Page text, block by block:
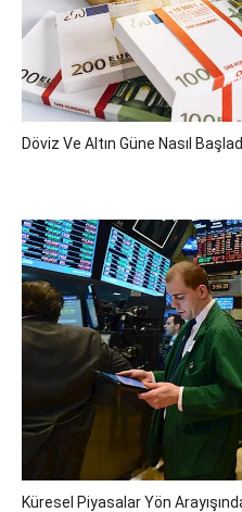
Döviz Ve Altın Güne Nasıl
Küresel Piyasalar Yön